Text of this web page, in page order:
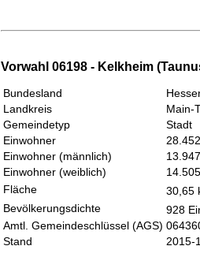
Vorwahl 06198 - Kelkheim
Bundesland
Landkreis
Main-
Gemeindetyp
Stadt
Einwohner
28.452
Einwohner (männlich)
13.947
Einwohner (weiblich)
14.505
Fläche
30,65
Bevölkerungsdichte
928
Amtl. Gemeindeschlüssel (AGS)
Stand
2015-